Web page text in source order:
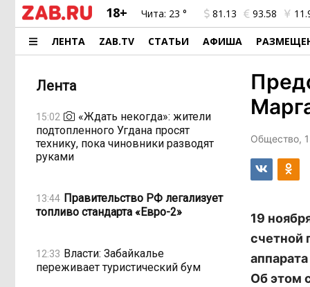
18+ Чита: 23 ° 81.13 93.58
ЛЕНТА ZAB.TV СТАТЬИ АФИША
Лента
15:02
«Ждать некогда»: жители
подтопленного Угдана просят
технику, пока чиновники разводят
руками
13:44 Правительство РФ легализует
топливо стандарта «Евро-2»
12:33 Власти: Забайкалье
переживает туристический бум
Общество,
19
счетной
Об этом